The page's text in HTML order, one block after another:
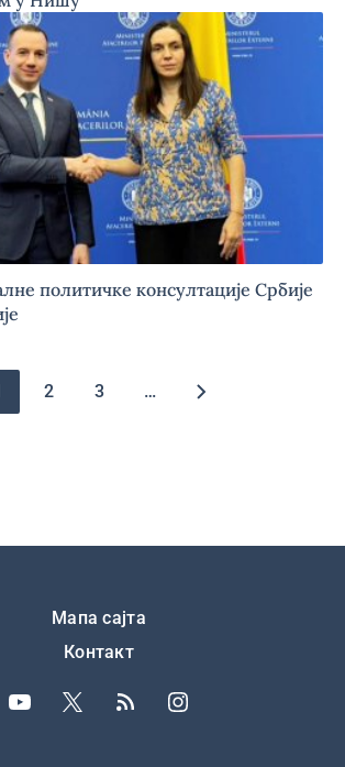
политичке консултације Србије
Pagination
2 3 …
Мапа сајта
Контакт